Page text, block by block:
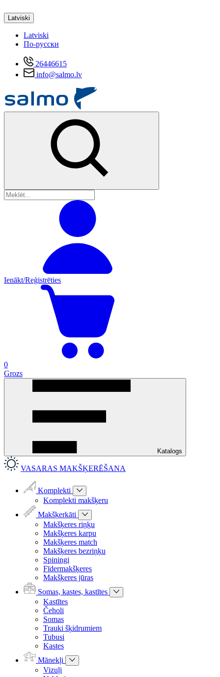
Latviski
Latviski
По-русски
26446615
info@salmo.lv
Ienākt/Reģistrēties
0
Grozs
Katalogs
VASARAS MAKŠĶERĒŠANA
Komplekti
Komplekti makšķeru
Makšķerkāti
Makšķeres riņķu
Makšķeres karpu
Makšķeres match
Makšķeres bezriņķu
Spiningi
Fīdermakšķeres
Makšķeres jūras
Somas, kastes, kastītes
Kastītes
Čeholi
Somas
Trauki šķidrumiem
Tubusi
Kastes
Mānekļi
Vizuļi